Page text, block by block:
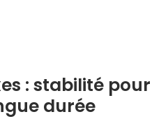
: stabilité pour
durée